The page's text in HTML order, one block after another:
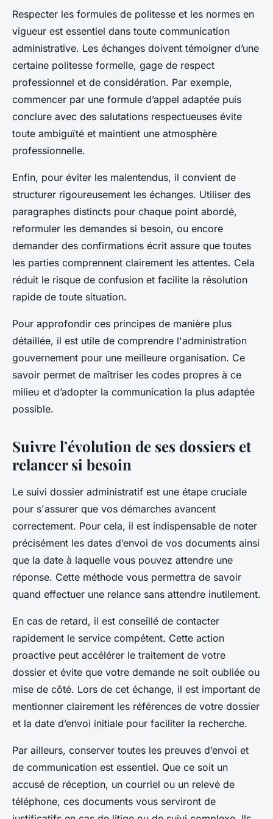
Respecter les formules de politesse et les normes en
vigueur est essentiel dans toute communication
administrative. Les échanges doivent témoigner d’une
certaine politesse formelle, gage de respect
professionnel et de considération. Par exemple,
commencer par une formule d’appel adaptée puis
conclure avec des salutations respectueuses évite
toute ambiguïté et maintient une atmosphère
professionnelle.
Enfin, pour éviter les malentendus, il convient de
structurer rigoureusement les échanges. Utiliser des
paragraphes distincts pour chaque point abordé,
reformuler les demandes si besoin, ou encore
demander des confirmations écrit assure que toutes
les parties comprennent clairement les attentes. Cela
réduit le risque de confusion et facilite la résolution
rapide de toute situation.
Pour approfondir ces principes de manière plus
détaillée, il est utile de comprendre l'administration
gouvernement pour une meilleure organisation. Ce
savoir permet de maîtriser les codes propres à ce
milieu et d’adopter la communication la plus adaptée
possible.
Suivre l’évolution de ses dossiers et
relancer si besoin
Le suivi dossier administratif est une étape cruciale
pour s'assurer que vos démarches avancent
correctement. Pour cela, il est indispensable de noter
précisément les dates d’envoi de vos documents ainsi
que la date à laquelle vous pouvez attendre une
réponse. Cette méthode vous permettra de savoir
quand effectuer une relance sans attendre inutilement.
En cas de retard, il est conseillé de contacter
rapidement le service compétent. Cette action
proactive peut accélérer le traitement de votre
dossier et évite que votre demande ne soit oubliée ou
mise de côté. Lors de cet échange, il est important de
mentionner clairement les références de votre dossier
et la date d’envoi initiale pour faciliter la recherche.
Par ailleurs, conserver toutes les preuves d’envoi et
de communication est essentiel. Que ce soit un
accusé de réception, un courriel ou un relevé de
téléphone, ces documents vous serviront de